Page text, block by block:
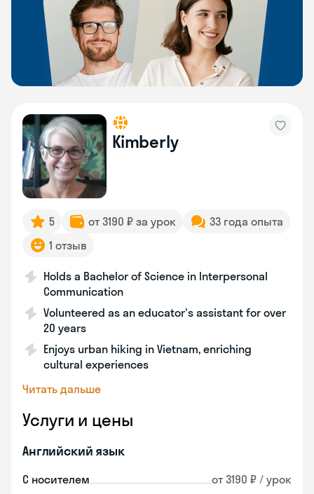
Kimberly
5 от 3190 ₽ за урок
33 года опыта
1 отзыв
Holds a Bachelor of Science in Interpersonal
Communication
Volunteered as an educator's assistant for over
20 years
Enjoys urban hiking in Vietnam, enriching
cultural experiences
Читать дальше
Услуги и цены
Английский язык
С носителем от 3190 ₽ / урок